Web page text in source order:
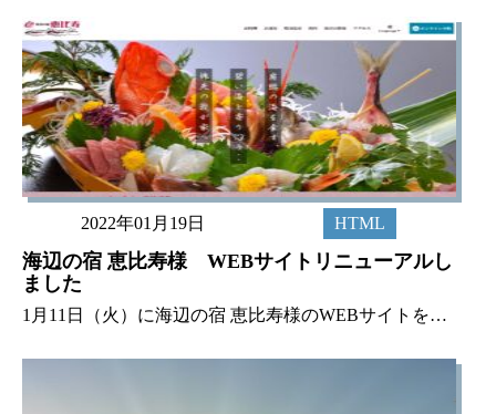
2022年01月19日 HTML
海辺の宿 恵比寿様 WEBサイトリニューアルし
ました
1月11日（火）に海辺の宿 恵比寿様のWEBサイトをリニューアルいたしました。株式会社NaNaトラベル様からのお仕事で、昨年12月から制作を行い、年明けの11日に無事リリースすることができました。 HTMLの制作後、Wo